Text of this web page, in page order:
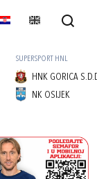
SUPERSPORT HNL
HNK GORICA
NK OSIJEK